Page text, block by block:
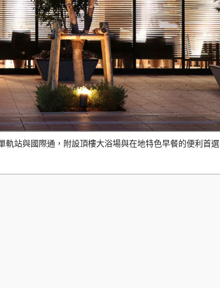
軌站與國際通，附設頂樓大浴場與在地特色早餐的便利首選